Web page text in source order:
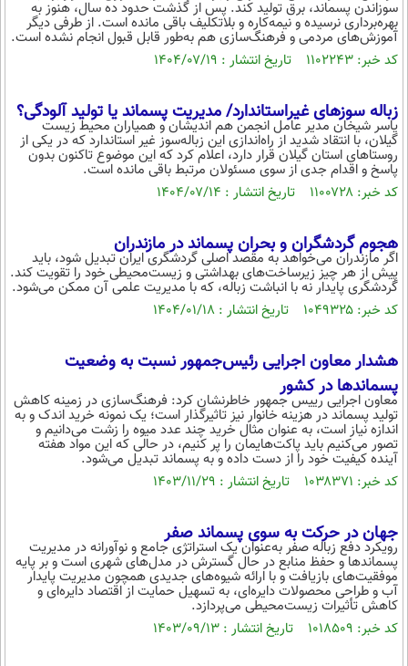
سوزاندن پسماند، برق تولید کند. پس از گذشت حدود ده سال، هنوز به
بهره‌برداری نرسیده و نیمه‌کاره و بلاتکلیف باقی مانده است. از طرفی دیگر
آموزش‌های مردمی و فرهنگ‌سازی هم به‌طور قابل قبول انجام نشده است.
کد خبر: ۱۱۰۲۲۴۳ تاریخ انتشار : ۱۴۰۴/۰۷/۱۹
زباله سوزهای غیراستاندارد/ مدیریت پسماند یا تولید آلودگی؟
یاسر شیخان مدیر عامل انجمن هم اندیشان و همیاران محیط زیست
گیلان، با انتقاد شدید از راه‌اندازی این زباله‌سوز غیر استاندارد که در یکی از
روستاهای استان گیلان قرار دارد، اعلام کرد که این موضوع تاکنون بدون
پاسخ و اقدام جدی از سوی مسئولان مرتبط باقی مانده است.
کد خبر: ۱۱۰۰۷۲۸ تاریخ انتشار : ۱۴۰۴/۰۷/۱۴
هجوم گردشگران و بحران پسماند در مازندران
اگر مازندران می‌خواهد به مقصد اصلی گردشگری ایران تبدیل شود، باید
پیش از هر چیز زیرساخت‌های بهداشتی و زیست‌محیطی خود را تقویت کند.
گردشگری پایدار نه با انباشت زباله، که با مدیریت علمی آن ممکن می‌شود.
کد خبر: ۱۰۴۹۳۲۵ تاریخ انتشار : ۱۴۰۴/۰۱/۱۸
هشدار معاون اجرایی رئیس‌جمهور نسبت به وضعیت
پسماندها در کشور
معاون اجرایی رییس جمهور خاطرنشان کرد: فرهنگ‌سازی در زمینه کاهش
تولید پسماند در هزینه خانوار نیز تاثیرگذار است؛ یک نمونه خرید اندک و به
اندازه نیاز است، به عنوان مثال خرید چند عدد میوه را زشت می‌دانیم و
تصور می‌کنیم باید پاکت‌هایمان را پر کنیم، در حالی که این مواد هفته
آینده کیفیت خود را از دست داده و به پسماند تبدیل می‌شود.
کد خبر: ۱۰۳۸۳۷۱ تاریخ انتشار : ۱۴۰۳/۱۱/۲۹
جهان در حرکت به سوی پسماند صفر
رویکرد دفع زباله صفر به‌عنوان یک استراتژی جامع و نوآورانه در مدیریت
پسماندها و حفظ منابع در حال گسترش در مدل‌های شهری است و بر پایه
موفقیت‌های بازیافت و با ارائه شیوه‌های جدیدی همچون مدیریت پایدار
آب و طراحی محصولات دایره‌ای، به تسهیل حمایت از اقتصاد دایره‌ای و
کاهش تأثیرات زیست‌محیطی می‌پردازد.
کد خبر: ۱۰۱۸۵۰۹ تاریخ انتشار : ۱۴۰۳/۰۹/۱۳